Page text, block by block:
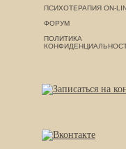
ПСИХОТЕРАПИЯ ON-
ФОРУМ
ПОЛИТИКА